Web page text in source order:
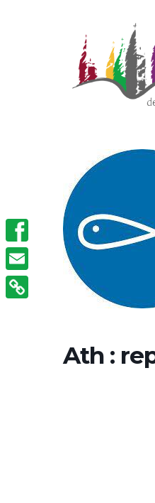
Ath :
Facebook
Email